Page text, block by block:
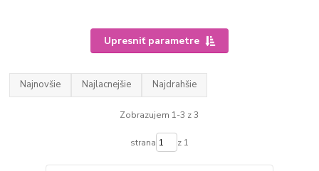
Upresniť parametre
Najnovšie Najlacnejšie Najdrahšie
Zobrazujem 1-3 z 3
strana z 1